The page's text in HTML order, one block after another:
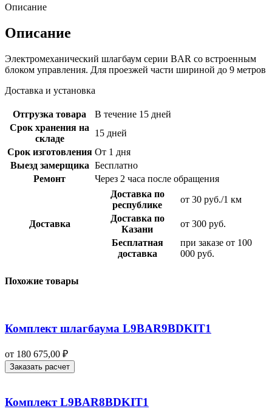
Описание
Описание
Электромеханический шлагбаум серии BAR со встроенным
блоком управления. Для проезжей части шириной до 9 метров
Доставка и установка
Отгрузка товара
В течение 15 дней
Срок хранения на
складе
15 дней
Срок изготовления От 1 дня
Выезд замерщика Бесплатно
Ремонт
Через 2 часа после обращения
Доставка
Доставка по
республике
от 30 руб./1 км
Доставка по
Казани
от 300 руб.
Бесплатная
доставка
при заказе от 100
000 руб.
Похожие товары
Комплект шлагбаума L9BAR9BDKIT1
от 180 675,00 ₽
Заказать расчет
Комплект L9BAR8BDKIT1